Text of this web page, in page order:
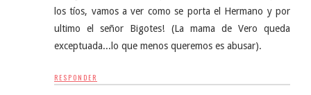
los tíos, vamos a ver como se porta el Hermano y por
ultimo el señor Bigotes! (La mama de Vero queda
exceptuada...lo que menos queremos es abusar).
RESPONDER